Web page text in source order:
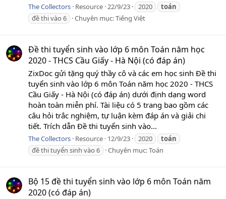
The Collectors Resource 22/9/23 2020
toán
đề thi vào 6
Chuyên mục:Tiếng Việt
Đề thi tuyển sinh vào lớp 6 môn Toán năm học
2020 - THCS Cầu Giấy - Hà Nội (có đáp án)
ZixDoc gửi tặng quý thầy cô và các em học sinh Đề thi
tuyển sinh vào lớp 6 môn Toán năm học 2020 - THCS
Cầu Giấy - Hà Nội (có đáp án) dưới định dạng word
hoàn toàn miễn phí. Tài liệu có 5 trang bao gồm các
câu hỏi trắc nghiệm, tự luận kèm đáp án và giải chi
tiết. Trích dẫn Đề thi tuyển sinh vào...
The Collectors Resource 12/9/23 2020
toán
đề thi tuyển sinh vào 6
Chuyên mục:Toán
Bộ 15 đề thi tuyển sinh vào lớp 6 môn Toán năm
2020 (có đáp án)